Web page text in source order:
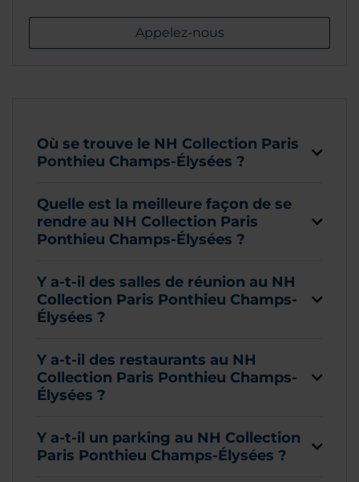
Appelez-nous
Où se trouve le NH Collection Paris
Ponthieu Champs-Élysées ?
Quelle est la meilleure façon de se
rendre au NH Collection Paris
Ponthieu Champs-Élysées ?
Y a-t-il des salles de réunion au NH
Collection Paris Ponthieu Champs-
Élysées ?
Y a-t-il des restaurants au NH
Collection Paris Ponthieu Champs-
Élysées ?
Y a-t-il un parking au NH Collection
Paris Ponthieu Champs-Élysées ?